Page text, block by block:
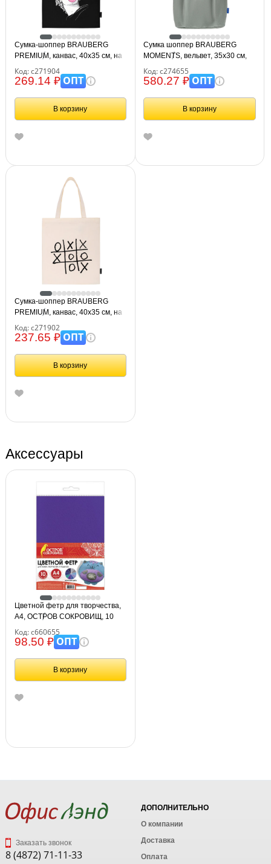
Сумка-шоппер BRAUBERG
PREMIUM, канвас, 40х35 см, на
"Aphrodite", 271904
Код: с271904
269.14 ₽ОПТ
В корзину
Сумка шоппер BRAUBERG
MOMENTS, вельвет, 35х30 см,
Код: с274655
580.27 ₽ОПТ
В корзину
Сумка-шоппер BRAUBERG
PREMIUM, канвас, 40х35 см, на
tac-toe", 271902
Код: с271902
237.65 ₽ОПТ
В корзину
Аксессуары
Цветной фетр для творчества,
А4, ОСТРОВ СОКРОВИЩ, 10
мм, "Морской", 660655
Код: с660655
98.50 ₽ОПТ
В корзину
Заказать звонок
8 (4872) 71-11-33
ДОПОЛНИТЕЛЬНО
О компании
Доставка
Оплата